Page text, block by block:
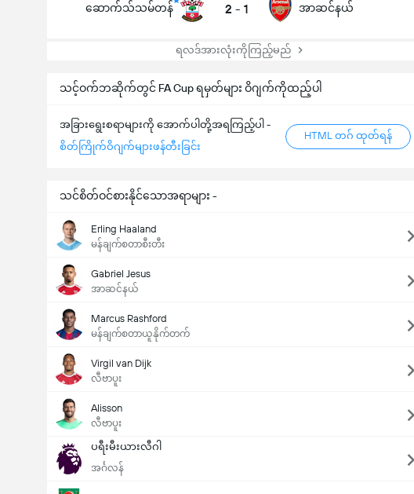
ဆောက်သ်သမ်တန် 2 - 1 အာဆင်နယ်
ရလဒ်အားလုံးကိုကြည့်မည်
သင့်ဝက်ဘဆိုက်တွင် FA Cup ရမှတ်များ ဝိဂျက်ကိုထည့်ပါ
အခြားရွေးစရာများကို အောက်ပါတို့အရကြည့်ပါ -
စိတ်ကြိုက်ဝိဂျက်များဖန်တီးခြင်း
HTML တဂ် ထုတ်ရန်
သင်စိတ်ဝင်စားနိုင်သောအရာများ -
Erling Haaland
မန်ချက်စတာစီးတီး
Gabriel Jesus
အာဆင်နယ်
Marcus Rashford
မန်ချက်စတာယူနိုက်တက်
Virgil van Dijk
လီဗာပူး
Alisson
လီဗာပူး
ပရီးမီးယားလီဂါ
အင်္ဂလန်